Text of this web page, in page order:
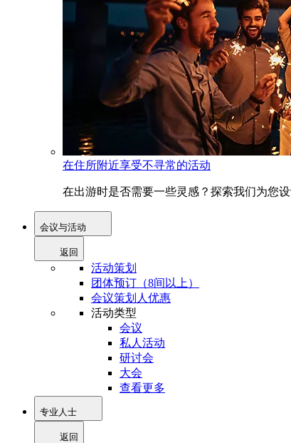
在住所附近享受不寻常的活动
在出游时是否需要一些灵感？探索我们为您
会议与活动
返回
活动策划
团体预订（8间以上）
会议策划人优惠
活动类型
会议
私人活动
研讨会
大会
查看更多
专业人士
返回